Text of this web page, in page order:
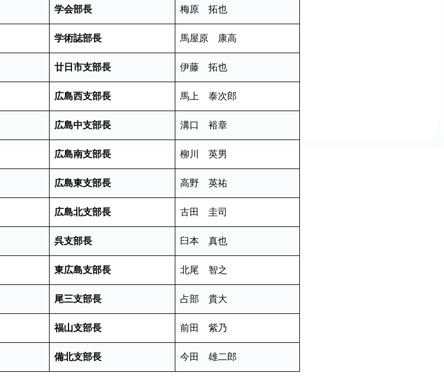
学会部長 梅原 拓也
学術誌部長 馬屋原 康高
廿日市支部長 伊藤 拓也
広島西支部長 馬上 泰次郎
広島中支部長 溝口 裕章
広島南支部長 柳川 英男
広島東支部長 高野 英祐
広島北支部長 古田 圭司
呉支部長 臼本 真也
東広島支部長 北尾 智之
尾三支部長 占部 貴大
福山支部長 前田 紫乃
備北支部長 今田 雄二郎